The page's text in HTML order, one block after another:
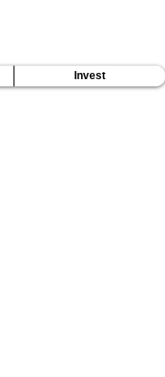
Invest